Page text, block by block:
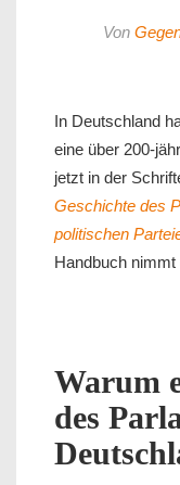
Von
In Deutschland
eine über 200-
jetzt in der
Geschichte des
politischen
Handbuch
Warum
des